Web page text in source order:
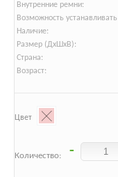
Внутренние ремни:
Возможность
Наличие:
Размер (ДхШхВ):
Страна:
Возраст:
Цвет
Количество: -